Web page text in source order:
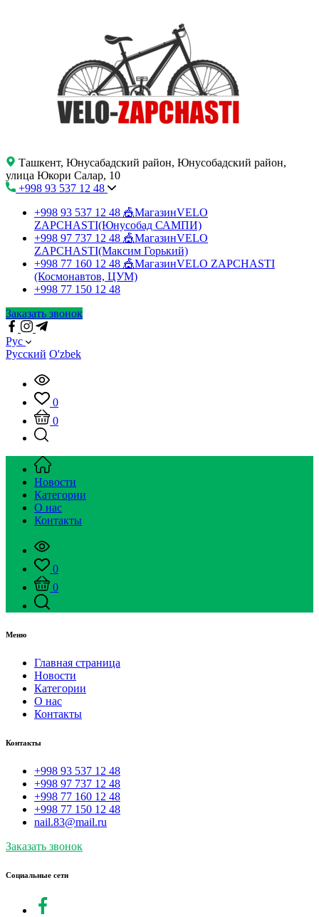
Ташкент, Юнусабадский район, Юнусобадский район,
улица Юкори Салар, 10
+998 93 537 12 48
+998 93 537 12 48 🎪МагазинVELO
ZAPCHASTI(Юнусобад САМПИ)
+998 97 737 12 48 🎪МагазинVELO
ZAPCHASTI(Максим Горький)
+998 77 160 12 48 🎪МагазинVELO ZAPCHASTI
(Космонавтов, ЦУМ)
+998 77 150 12 48
Заказать звонок
Рус
Русский O'zbek
0
0
Новости
Категории
О нас
Контакты
0
0
Меню
Главная страница
Новости
Категории
О нас
Контакты
Контакты
+998 93 537 12 48
+998 97 737 12 48
+998 77 160 12 48
+998 77 150 12 48
nail.83@mail.ru
Заказать звонок
Социальные сети